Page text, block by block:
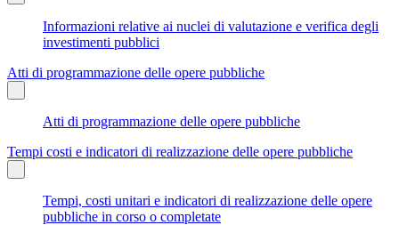
Informazioni relative ai nuclei di valutazione e verifica degli
investimenti pubblici
Atti di programmazione delle opere pubbliche
Atti di programmazione delle opere pubbliche
Tempi costi e indicatori di realizzazione delle opere pubbliche
Tempi, costi unitari e indicatori di realizzazione delle opere
pubbliche in corso o completate